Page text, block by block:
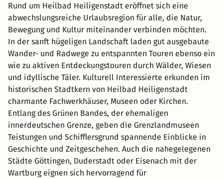
Rund um Heilbad Heiligenstadt eröffnet sich eine
abwechslungsreiche Urlaubsregion für alle, die Natur,
Bewegung und Kultur miteinander verbinden möchten.
In der sanft hügeligen Landschaft laden gut ausgebaute
Wander- und Radwege zu entspannten Touren ebenso ein
wie zu aktiven Entdeckungstouren durch Wälder, Wiesen
und idyllische Täler. Kulturell Interessierte erkunden im
historischen Stadtkern von Heilbad Heiligenstadt
charmante Fachwerkhäuser, Museen oder Kirchen.
Entlang des Grünen Bandes, der ehemaligen
innerdeutschen Grenze, geben die Grenzlandmuseen
Teistungen und Schifflersgrund spannende Einblicke in
Geschichte und Zeitgeschehen. Auch die nahegelegenen
Städte Göttingen, Duderstadt oder Eisenach mit der
Wartburg eignen sich hervorragend für